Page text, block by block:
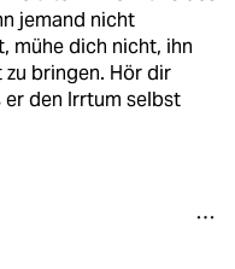
jemand nicht
mühe dich nicht, ihn
bringen. Hör dir
er den Irrtum selbst